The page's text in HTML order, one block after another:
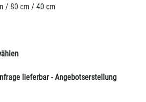
/ 80 cm / 40 cm
lieferbar - Angebotserstellung